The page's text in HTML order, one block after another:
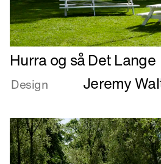
Læs
mere
om
så
Det
Lange
Hurra og så Det Lange
Design Jeremy